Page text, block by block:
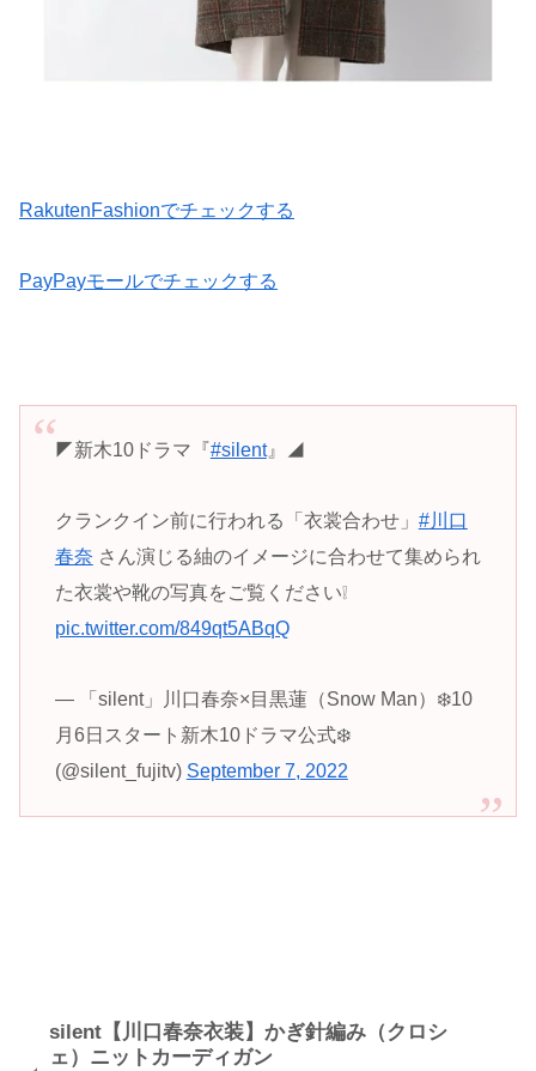
RakutenFashionでチェックする
PayPayモールでチェックする
◤新木10ドラマ『#silent』◢
クランクイン前に行われる「衣裳合わせ」 #川口
春奈 さん演じる紬のイメージに合わせて集められ
た衣裳や靴の写真をご覧ください❕
pic.twitter.com/849qt5ABqQ
— 「silent」川口春奈×目黒蓮（Snow Man）❄️10
月6日スタート新木10ドラマ公式❄️
(@silent_fujitv) September 7, 2022
silent【川口春奈衣装】かぎ針編み（クロシ
ェ）ニットカーディガン